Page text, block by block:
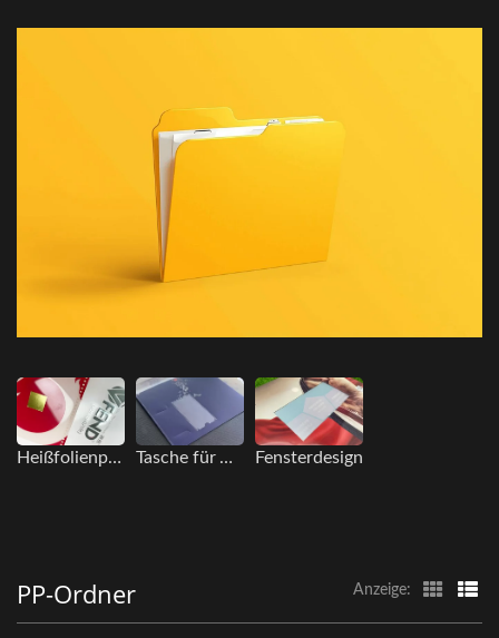
Heißfolienprägung Tasche für Visitenkarten Fensterdesign
PP-Ordner Anzeige: